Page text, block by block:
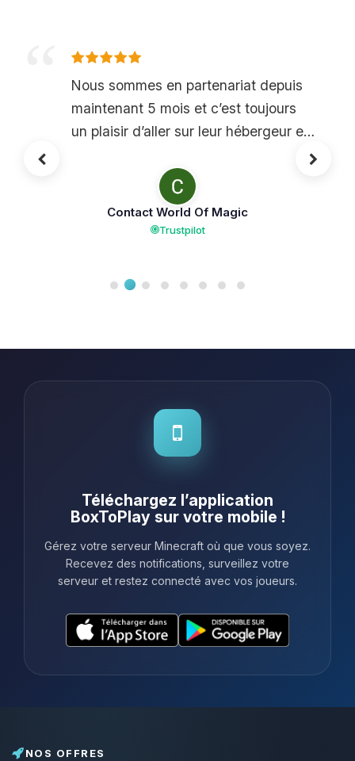
Nous sommes en partenariat depuis
maintenant 5 mois et c’est toujours
un plaisir d’aller sur leur hébergeur et
d’utiliser leur VPS. L’utilisation est très
simple, même pour réinitialiser des
mots de passe ou juste s’y connecter.
Service client super, à l’écoute et
Contact World Of Magic
Trustpilot
Téléchargez l’application
BoxToPlay sur votre mobile !
Gérez votre serveur Minecraft où que vous soyez.
Recevez des notifications, surveillez votre
serveur et restez connecté avec vos joueurs.
NOS OFFRES